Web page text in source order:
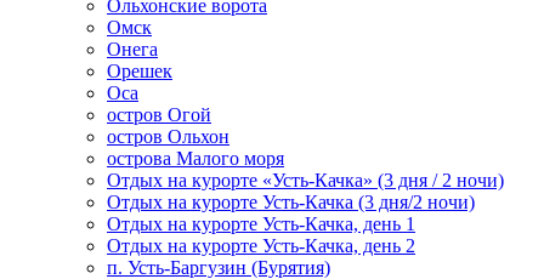
Ольхонские ворота
Омск
Онега
Орешек
Оса
остров Огой
остров Ольхон
острова Малого моря
Отдых на курорте «Усть-Качка» (3 дня / 2 ночи)
Отдых на курорте Усть-Качка (3 дня/2 ночи)
Отдых на курорте Усть-Качка, день 1
Отдых на курорте Усть-Качка, день 2
п. Усть-Баргузин (Бурятия)